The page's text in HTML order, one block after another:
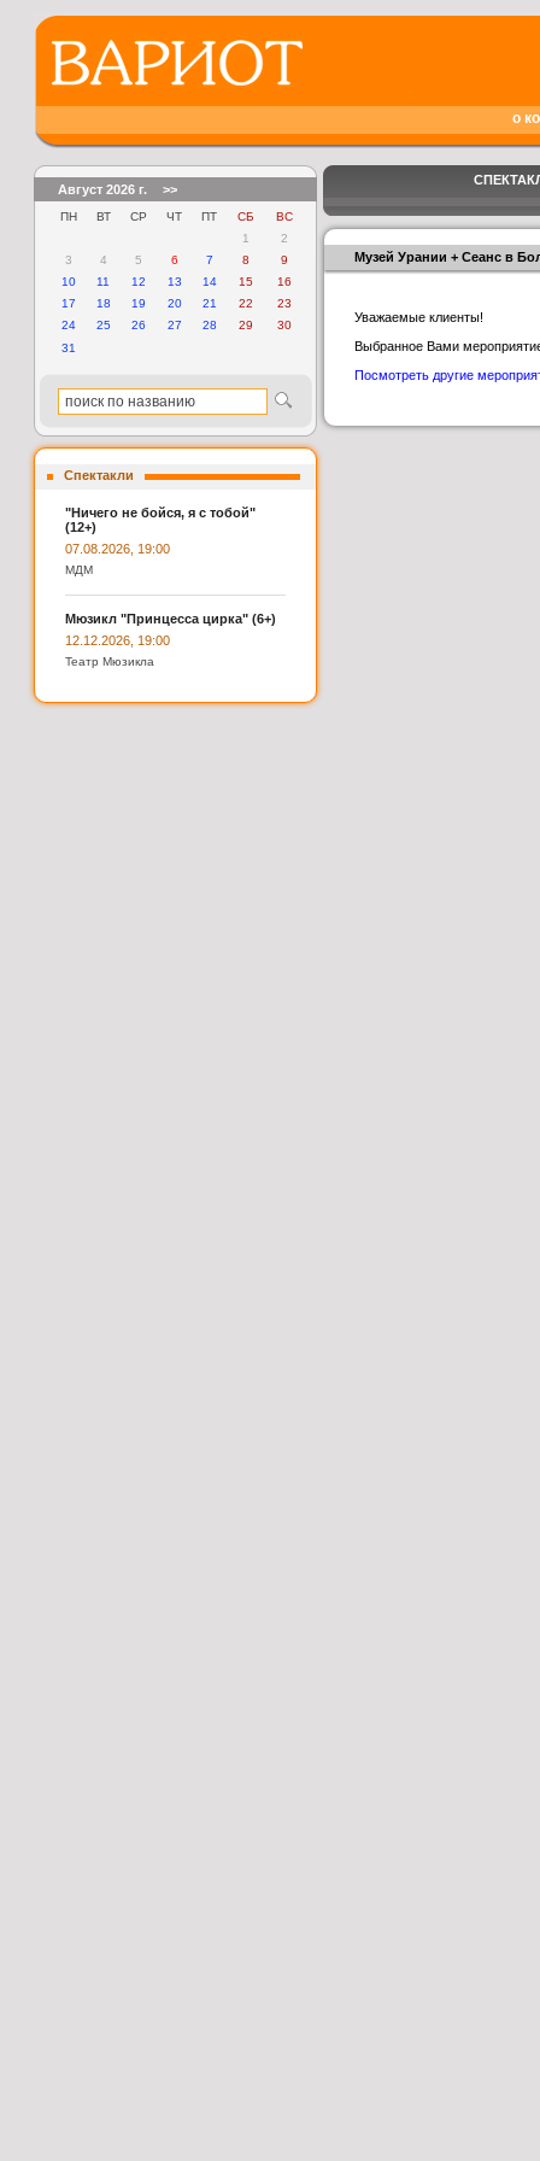
о
Музей Урании + Сеанс в
Уважаемые клиенты!
Выбранное Вами
Посмотреть другие
Август 2026 г. >>
ПН ВТ СР ЧТ ПТ СБ
ВС
1
2
3
4 5 6 7 8
9
10
11 12 13 14 15
16
17
18 19 20 21 22
23
24
25 26 27 28 29
30
31
Спектакли
"Ничего не бойся, я с тобой"
(12+)
07.08.2026, 19:00
МДМ
Мюзикл "Принцесса цирка" (6+)
12.12.2026, 19:00
Театр Мюзикла